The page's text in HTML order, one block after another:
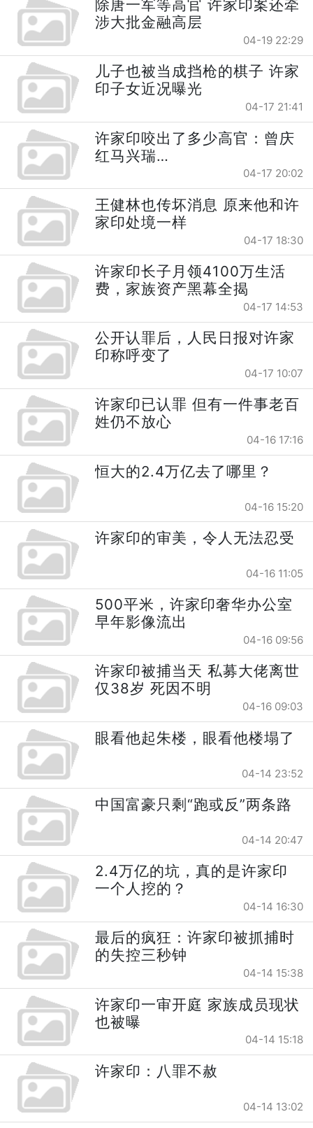
除唐一军等高官 许家印案还牵
涉大批金融高层
04-19 22:29
儿子也被当成挡枪的棋子 许家
印子女近况曝光
04-17 21:41
许家印咬出了多少高官：曾庆
红马兴瑞…
04-17 20:02
王健林也传坏消息 原来他和许
家印处境一样
04-17 18:30
许家印长子月领4100万生活
费，家族资产黑幕全揭
04-17 14:53
公开认罪后，人民日报对许家
印称呼变了
04-17 10:07
许家印已认罪 但有一件事老百
姓仍不放心
04-16 17:16
恒大的2.4万亿去了哪里？
04-16 15:20
许家印的审美，令人无法忍受
04-16 11:05
500平米，许家印奢华办公室
早年影像流出
04-16 09:56
许家印被捕当天 私募大佬离世
仅38岁 死因不明
04-16 09:03
眼看他起朱楼，眼看他楼塌了
04-14 23:52
中国富豪只剩“跑或反”两条路
04-14 20:47
2.4万亿的坑，真的是许家印
一个人挖的？
04-14 16:30
最后的疯狂：许家印被抓捕时
的失控三秒钟
04-14 15:38
许家印一审开庭 家族成员现状
也被曝
04-14 15:18
许家印：八罪不赦
04-14 13:02